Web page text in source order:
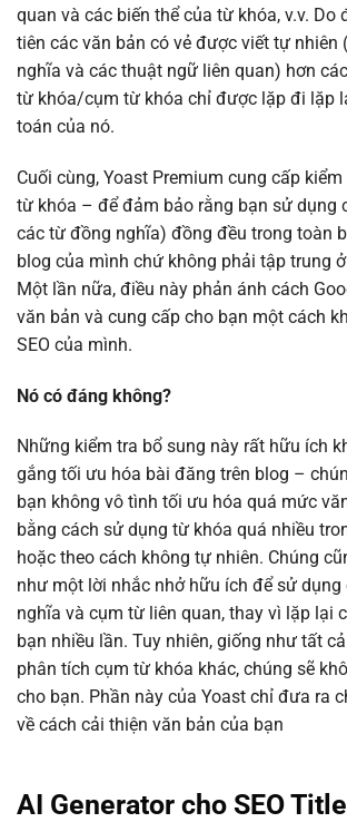
quan và các biến thể của từ khóa, v.v. Do
tiên các văn bản có vẻ được viết tự nhiên
nghĩa và các thuật ngữ liên quan) hơn
từ khóa/cụm từ khóa chỉ được lặp đi lặp
toán của nó.
Cuối cùng, Yoast Premium cung cấp
từ khóa – để đảm bảo rằng bạn sử dụng
các từ đồng nghĩa) đồng đều trong toàn
blog của mình chứ không phải tập trung
Một lần nữa, điều này phản ánh cách
văn bản và cung cấp cho bạn một cách
SEO của mình.
Nó có đáng không?
Những kiểm tra bổ sung này rất hữu ích
gắng tối ưu hóa bài đăng trên blog –
bạn không vô tình tối ưu hóa quá mức
bằng cách sử dụng từ khóa quá nhiều
hoặc theo cách không tự nhiên. Chúng
như một lời nhắc nhở hữu ích để sử dụng
nghĩa và cụm từ liên quan, thay vì lặp lại
bạn nhiều lần. Tuy nhiên, giống như tất
phân tích cụm từ khóa khác, chúng sẽ
cho bạn. Phần này của Yoast chỉ đưa ra
về cách cải thiện văn bản của bạn
AI Generator cho SEO